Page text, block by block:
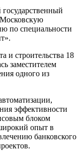
Московскую
по специальности
и строительства 18
заместителем
одного из
эффективности
блоком
опыт в
банковского